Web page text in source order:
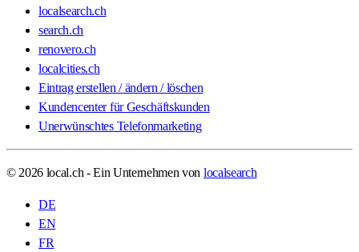
localsearch.ch
search.ch
renovero.ch
localcities.ch
Eintrag erstellen / ändern / löschen
Kundencenter für Geschäftskunden
Unerwünschtes Telefonmarketing
© 2026 local.ch - Ein Unternehmen von localsearch
DE
EN
FR